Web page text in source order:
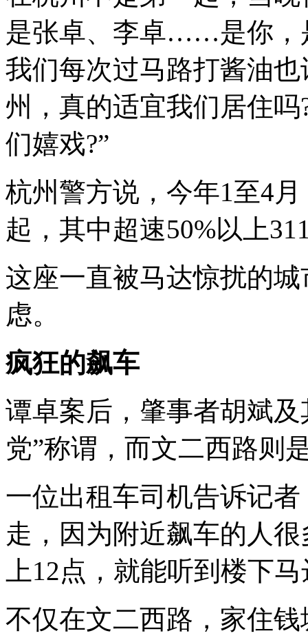
是张卓、李卓……是你，
我们每次过马路打酱油
州，真的适宜我们居住
们嬉戏?”
杭州警方说，今年1至4
起，其中超速50%以上
这座一直被马达惊扰的
虑。
疯狂的飙车
谭卓案后，肇事者胡斌
党”称谓，而文二西路则
一位出租车司机告诉记
走，因为附近飙车的人
上12点，就能听到楼下
不仅在文二西路，家住